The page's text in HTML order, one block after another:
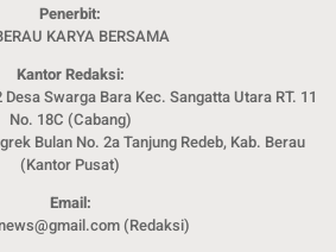
Penerbit:
KARYA BERSAMA
Kantor Redaksi:
Swarga Bara Kec. Sangatta Utara RT. 11
No. 18C (Cabang)
Bulan No. 2a Tanjung Redeb, Kab. Berau
(Kantor Pusat)
Email:
(Redaksi)